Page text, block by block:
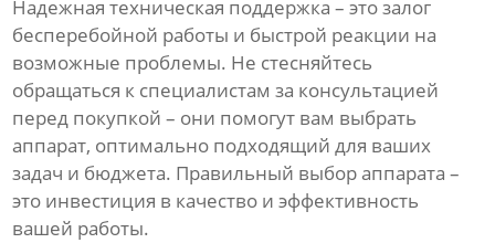
Надежная техническая поддержка – это залог
бесперебойной работы и быстрой реакции на
возможные проблемы. Не стесняйтесь
обращаться к специалистам за консультацией
перед покупкой – они помогут вам выбрать
аппарат, оптимально подходящий для ваших
задач и бюджета. Правильный выбор аппарата –
это инвестиция в качество и эффективность
вашей работы.